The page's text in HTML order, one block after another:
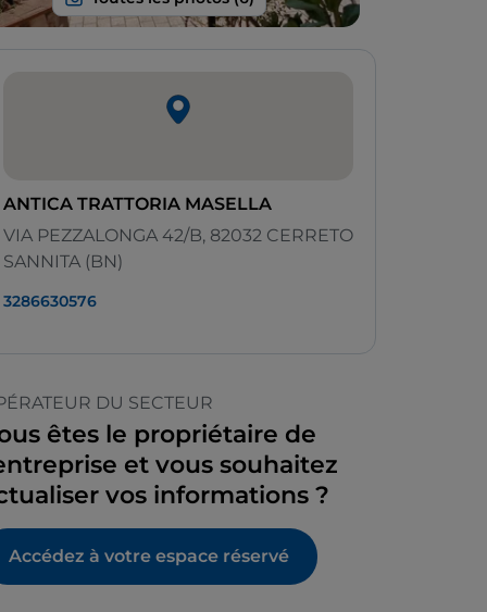
ANTICA TRATTORIA MASELLA
VIA PEZZALONGA 42/B, 82032 CERRETO
SANNITA (BN)
3286630576
DU SECTEUR
êtes le propriétaire de
et vous souhaitez
vos informations ?
Accédez à votre espace réservé